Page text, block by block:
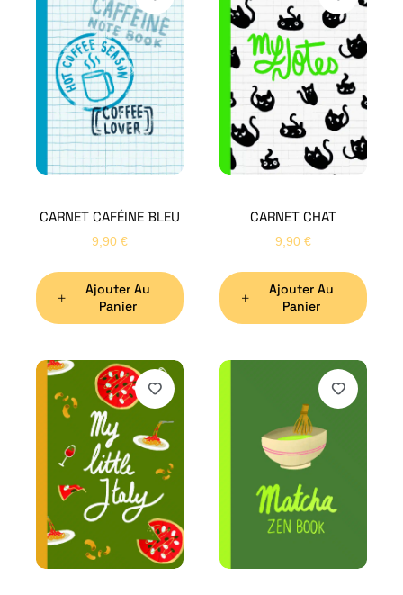
CARNET CAFÉINE BLEU
9,90 €
Ajouter Au
Panier
CARNET CHAT
9,90 €
Ajouter Au
Panier